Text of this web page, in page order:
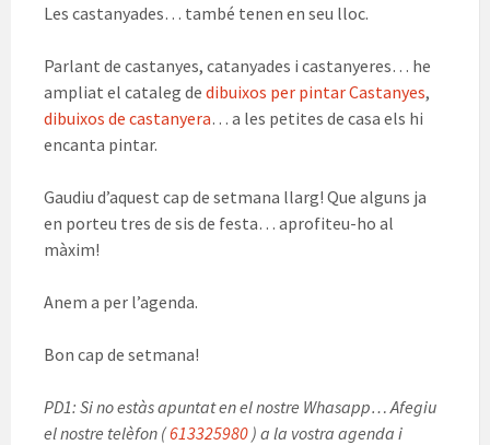
Les castanyades… també tenen en seu lloc.
Parlant de castanyes, catanyades i castanyeres… he
ampliat el cataleg de dibuixos per pintar Castanyes,
dibuixos de castanyera… a les petites de casa els hi
encanta pintar.
Gaudiu d’aquest cap de setmana llarg! Que alguns ja
en porteu tres de sis de festa… aprofiteu-ho al
màxim!
Anem a per l’agenda.
Bon cap de setmana!
PD1: Si no estàs apuntat en el nostre Whasapp… Afegiu
el nostre telèfon (613325980 ) a la vostra agenda i